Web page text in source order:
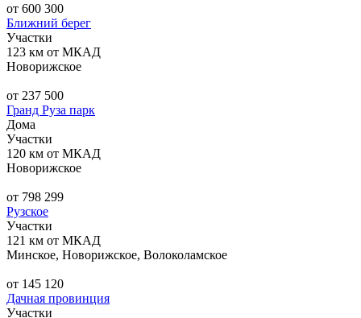
от 600 300
Ближний берег
Участки
123 км от МКАД
Новорижское
от 237 500
Гранд Руза парк
Дома
Участки
120 км от МКАД
Новорижское
от 798 299
Рузское
Участки
121 км от МКАД
Минское, Новорижское, Волоколамское
от 145 120
Дачная провинция
Участки